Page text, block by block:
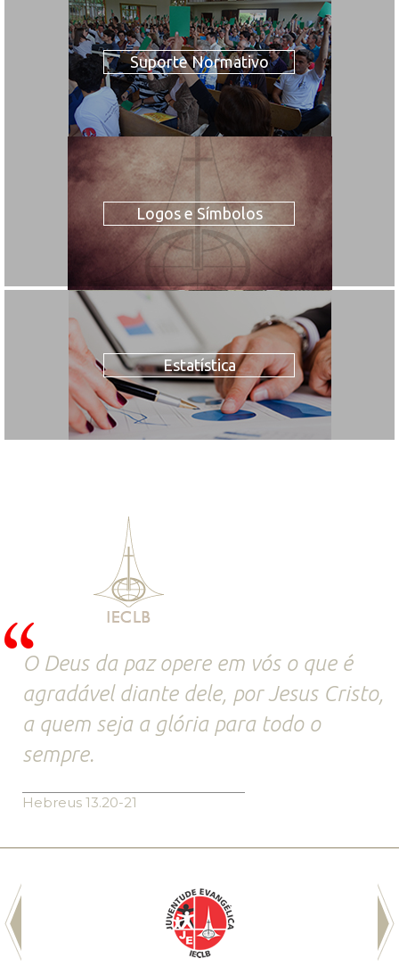
Suporte Normativo
Logos e Símbolos
Estatística
O Deus da paz opere em vós o que é
agradável diante dele, por Jesus Cristo,
a quem seja a glória para todo o
sempre.
Hebreus 13.20-21